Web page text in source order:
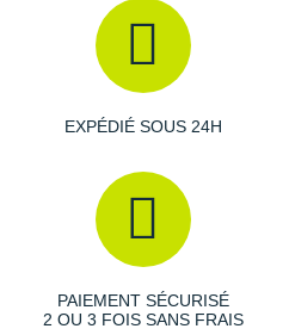
EXPÉDIÉ SOUS 24H
PAIEMENT SÉCURISÉ
2 OU 3 FOIS SANS FRAIS